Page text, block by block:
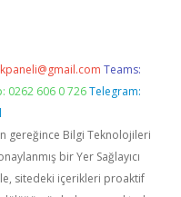
Teams:
0262 606 0 726 Telegram:
gereğince Bilgi Teknolojileri
bir Yer Sağlayıcı
sitedeki içerikleri proaktif